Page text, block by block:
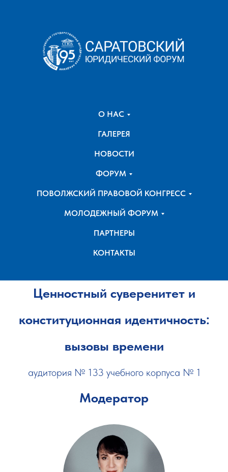
О НАС
ГАЛЕРЕЯ
НОВОСТИ
ФОРУМ
ПОВОЛЖСКИЙ ПРАВОВОЙ КОНГРЕСС
МОЛОДЕЖНЫЙ ФОРУМ
ПАРТНЕРЫ
КОНТАКТЫ
Ценностный суверенитет и
конституционная идентичность:
вызовы времени
аудитория № 133 учебного корпуса № 1
Модератор